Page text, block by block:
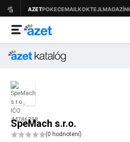
SpeMach s.r.o.
(0 hodnotení)